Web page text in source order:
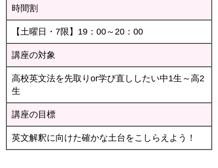
時間割
【土曜日・7限】19：00～20：00
講座の対象
高校英文法を先取りor学び直ししたい中1生～高2
生
講座の目標
英文解釈に向けた確かな土台をこしらえよう！